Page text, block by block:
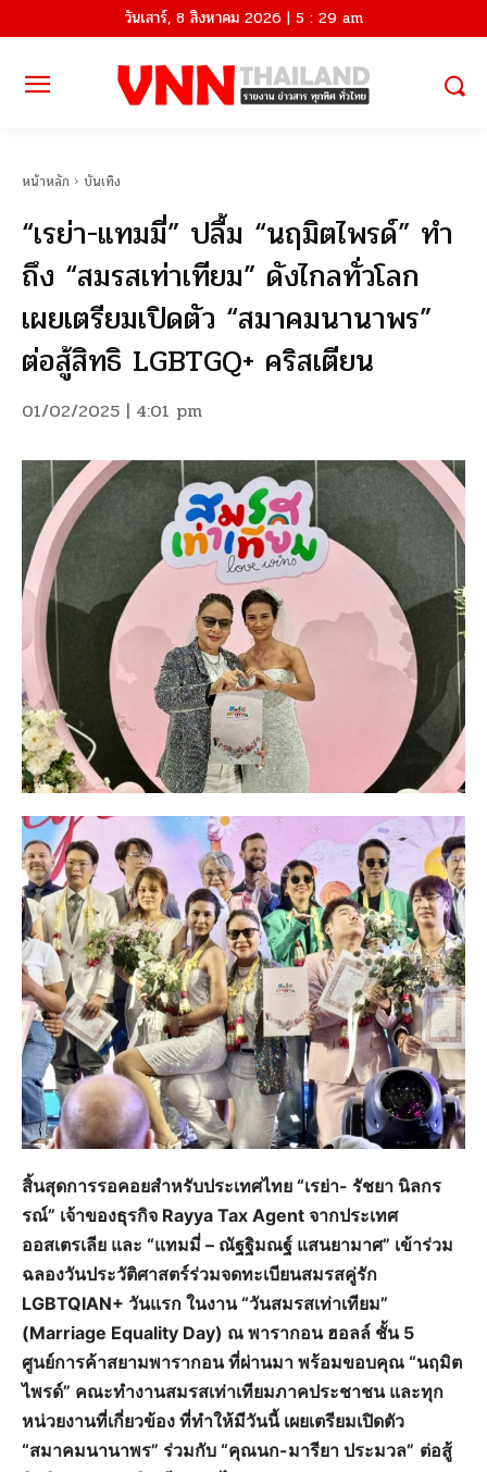
วันเสาร์, 8 สิงหาคม 2026 | 5 : 29 am
หน้าหลัก บันเทิง
“เรย่า-แทมมี่” ปลื้ม “นฤมิตไพรด์” ทำ
ถึง “สมรสเท่าเทียม” ดังไกลทั่วโลก
เผยเตรียมเปิดตัว “สมาคมนานาพร”
ต่อสู้สิทธิ LGBTGQ+ คริสเตียน
01/02/2025 | 4:01 pm
สิ้นสุดการรอคอยสำหรับประเทศไทย “เรย่า- รัชยา นิลกร
รณ์” เจ้าของธุรกิจ Rayya Tax Agent จากประเทศ
ออสเตรเลีย และ “แทมมี่ – ณัฐฐิมณฐ์ แสนยามาศ” เข้าร่วม
ฉลองวันประวัติศาสตร์ร่วมจดทะเบียนสมรสคู่รัก
LGBTQIAN+ วันแรก ในงาน “วันสมรสเท่าเทียม”
(Marriage Equality Day) ณ พารากอน ฮอลล์ ชั้น 5
ศูนย์การค้าสยามพารากอน ที่ผ่านมา พร้อมขอบคุณ “นฤมิต
ไพรด์” คณะทำงานสมรสเท่าเทียมภาคประชาชน และทุก
หน่วยงานที่เกี่ยวข้อง ที่ทำให้มีวันนี้ เผยเตรียมเปิดตัว
“สมาคมนานาพร” ร่วมกับ “คุณนก-มารียา ประมวล” ต่อสู้